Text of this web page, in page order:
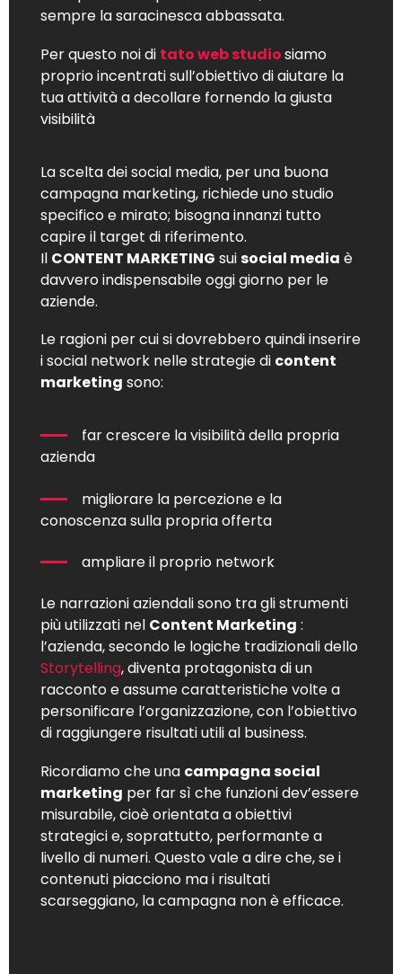
sempre la saracinesca abbassata.
Per questo noi di tato web studiosiamo
proprio incentrati sull’obiettivo di aiutare la
tua attività a decollare fornendo la giusta
visibilità
La scelta dei social media, per una buona
campagna marketing, richiede uno studio
specifico e mirato; bisogna innanzi tutto
capire il target di riferimento.
Il CONTENT MARKETING suisocial media è
davvero indispensabile oggi giorno per le
aziende.
Le ragioni per cui si dovrebbero quindi inserire
i social network nelle strategie di content
marketing sono:
far crescere la visibilità della propria
azienda
migliorare la percezione e la
conoscenza sulla propria offerta
ampliare il proprio network
Le narrazioni aziendali sono tra gli strumenti
più utilizzati nel Content Marketing :
l’azienda, secondo le logiche tradizionali dello
Storytelling, diventa protagonista di un
racconto e assume caratteristiche volte a
personificare l’organizzazione, con l’obiettivo
di raggiungere risultati utili al business.
Ricordiamo che una campagna social
marketing per far sì che funzioni dev’essere
misurabile, cioè orientata a obiettivi
strategici e, soprattutto, performante a
livello di numeri. Questo vale a dire che, se i
contenuti piacciono ma i risultati
scarseggiano, la campagna non è efficace.